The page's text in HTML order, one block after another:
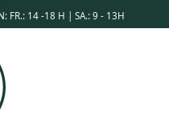
FR.: 14 -18 H | SA.: 9 - 13H